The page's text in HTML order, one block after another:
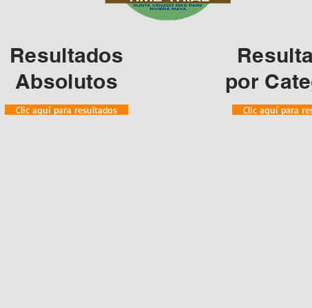
Resultados
Absolutos
Clic aquí para resultados
por
Clic aquí para